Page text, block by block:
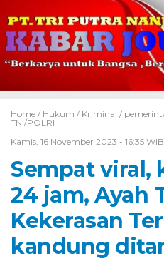
Home / Hukum / Kriminal /
TNI/POLRI
Kamis, 16 November 2023 - 16:35 WIB
Sempat viral,
24 jam, Ayah
Kekerasan
kandung